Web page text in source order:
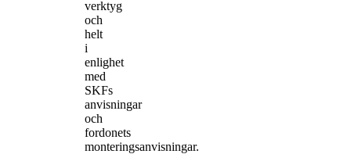
verktyg
och
helt
i
enlighet
med
SKFs
anvisningar
och
fordonets
monteringsanvisningar.